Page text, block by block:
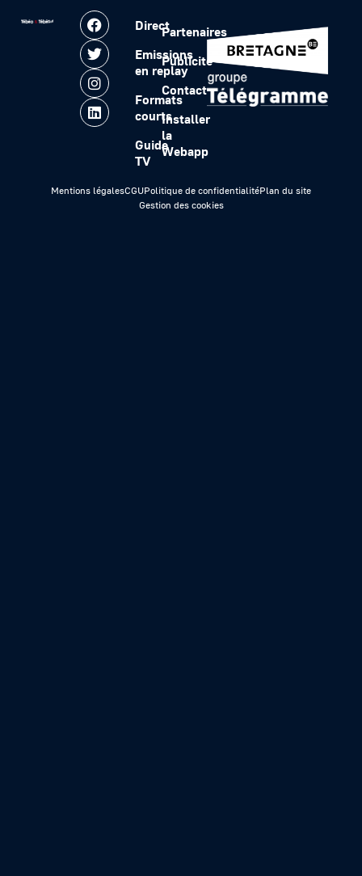
Direct
Emissions
en replay
Formats
courts
Guide
TV
Partenaires
Publicité
Contact
Installer
la
Webapp
Mentions légalesCGUPolitique de confidentialitéPlan du site
Gestion des cookies